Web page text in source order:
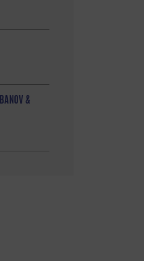
&